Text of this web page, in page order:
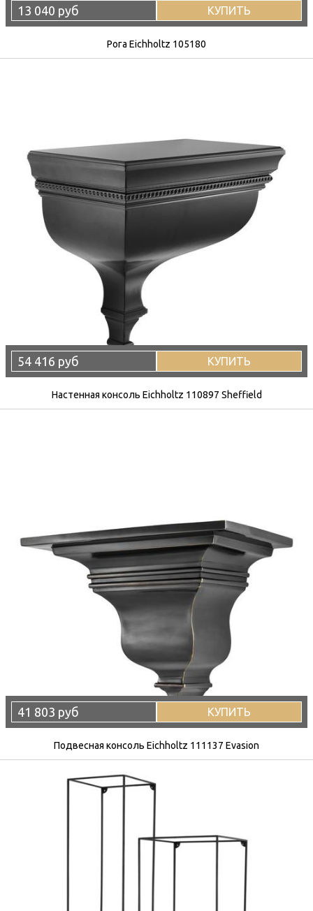
13 040 руб КУПИТЬ
Рога Eichholtz 105180
54 416 руб КУПИТЬ
Настенная консоль Eichholtz 110897 Sheffield
41 803 руб КУПИТЬ
Подвесная консоль Eichholtz 111137 Evasion